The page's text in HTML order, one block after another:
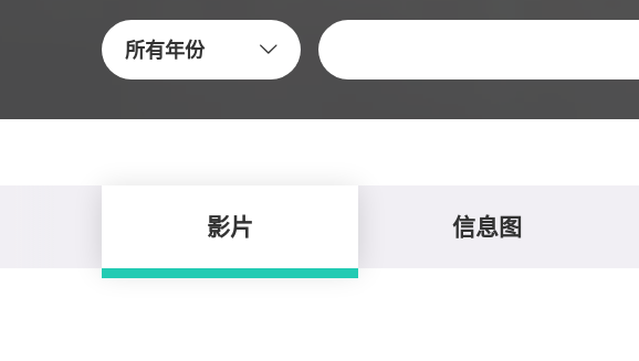
所有年份
关键字
影片 信息图